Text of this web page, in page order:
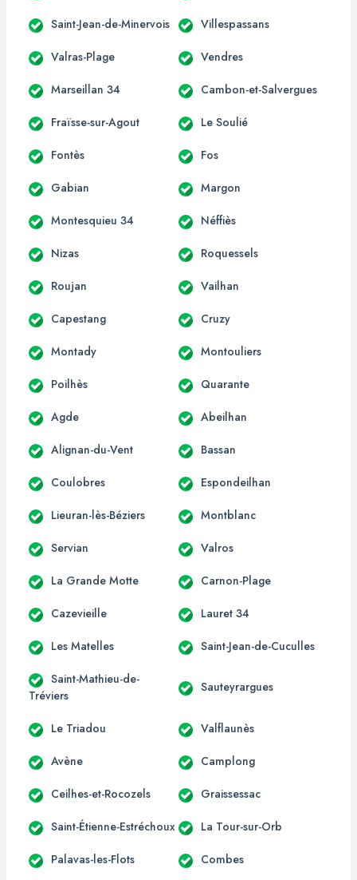
Saint-Jean-de-Minervois Villespassans
Valras-Plage Vendres
Marseillan 34 Cambon-et-Salvergues
Fraïsse-sur-Agout Le Soulié
Fontès Fos
Gabian Margon
Montesquieu 34 Néffiès
Nizas Roquessels
Roujan Vailhan
Capestang Cruzy
Montady Montouliers
Poilhès Quarante
Agde Abeilhan
Alignan-du-Vent Bassan
Coulobres Espondeilhan
Lieuran-lès-Béziers Montblanc
Servian Valros
La Grande Motte Carnon-Plage
Cazevieille Lauret 34
Les Matelles Saint-Jean-de-Cuculles
Saint-Mathieu-de-
Tréviers
Sauteyrargues
Le Triadou Valflaunès
Avène Camplong
Ceilhes-et-Rocozels Graissessac
Saint-Étienne-Estréchoux La Tour-sur-Orb
Palavas-les-Flots Combes